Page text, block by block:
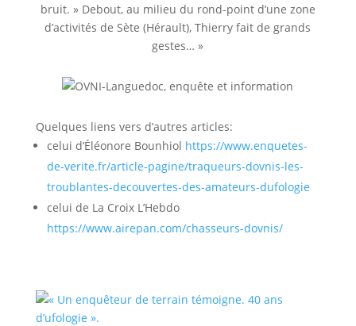
bruit. » Debout, au milieu du rond-point d’une zone
d’activités de Sète (Hérault), Thierry fait de grands
gestes… »
Quelques liens vers d’autres articles:
celui d’Éléonore Bounhiol https://www.enquetes-
de-verite.fr/article-pagine/traqueurs-dovnis-les-
troublantes-decouvertes-des-amateurs-dufologie
celui de La Croix L’Hebdo
https://www.airepan.com/chasseurs-dovnis/